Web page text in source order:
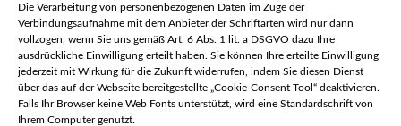
Die Verarbeitung von personenbezogenen Daten im Zuge der
Verbindungsaufnahme mit dem Anbieter der Schriftarten wird nur dann
vollzogen, wenn Sie uns gemäß Art. 6 Abs. 1 lit. a DSGVO dazu Ihre
ausdrückliche Einwilligung erteilt haben. Sie können Ihre erteilte Einwilligung
jederzeit mit Wirkung für die Zukunft widerrufen, indem Sie diesen Dienst
über das auf der Webseite bereitgestellte „Cookie-Consent-Tool“ deaktivieren.
Falls Ihr Browser keine Web Fonts unterstützt, wird eine Standardschrift von
Ihrem Computer genutzt.